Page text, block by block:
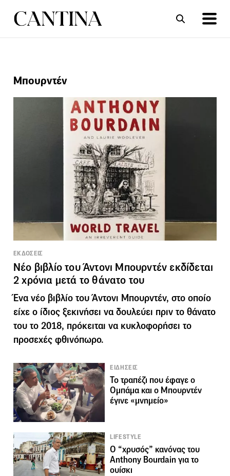
ΣΥΝΤΑΓΕΣ
Μπουρντέν
ΕΚΔΟΣΕΙΣ
Νέο βιβλίο του Άντονι Μπουρντέν εκδίδεται
2 χρόνια μετά το θάνατο του
Ένα νέο βιβλίο του Άντονι Μπουρντέν, στο οποίο
είχε ο ίδιος ξεκινήσει να δουλεύει πριν το θάνατο
του το 2018, πρόκειται να κυκλοφορήσει το
προσεχές φθινόπωρο.
ΕΙΔΗΣΕΙΣ
Το τραπέζι που έφαγε ο
Ομπάμα και ο Μπουρντέν
έγινε «μνημείο»
LIFESTYLE
Ο “χρυσός” κανόνας του
Anthony Bourdain για το
ουίσκι